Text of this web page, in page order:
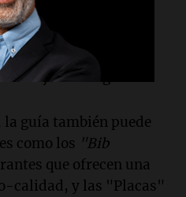
una cocina
viaje a un lugar.
guía también puede
como los "Bib
que ofrecen una
calidad, y las "Placas"